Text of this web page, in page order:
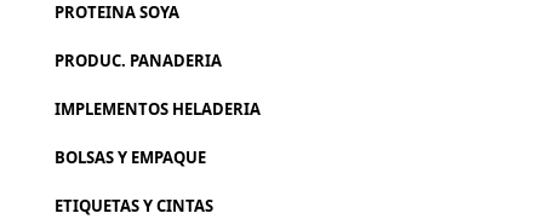
PROTEINA SOYA
PRODUC. PANADERIA
IMPLEMENTOS HELADERIA
BOLSAS Y EMPAQUE
ETIQUETAS Y CINTAS